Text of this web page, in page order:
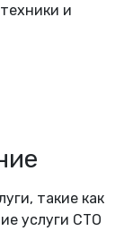
и
такие как
услуги СТО